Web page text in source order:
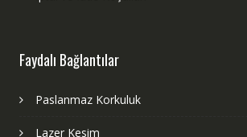
Faydalı Bağlantılar
Paslanmaz Korkuluk
Lazer Kesim